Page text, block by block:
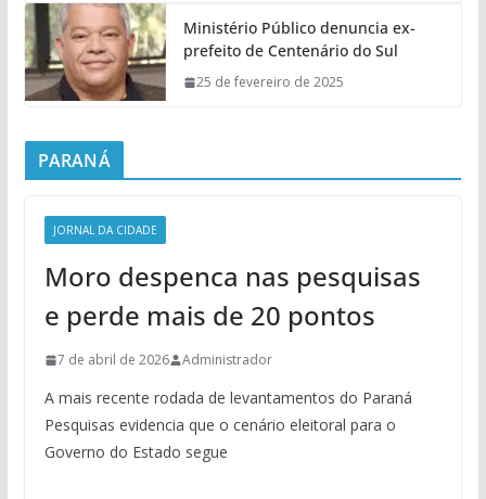
Ministério Público denuncia ex-
prefeito de Centenário do Sul
25 de fevereiro de 2025
PARANÁ
JORNAL DA CIDADE
Moro despenca nas pesquisas
e perde mais de 20 pontos
7 de abril de 2026 Administrador
A mais recente rodada de levantamentos do Paraná
Pesquisas evidencia que o cenário eleitoral para o
Governo do Estado segue